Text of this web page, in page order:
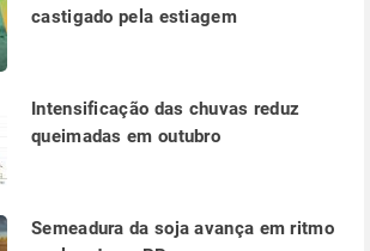
castigado pela estiagem
Intensificação das chuvas reduz
queimadas em outubro
Semeadura da soja avança em ritmo